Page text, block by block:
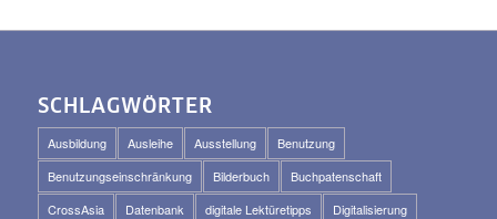
SCHLAGWÖRTER
Ausbildung Ausleihe Ausstellung
Benutzung
Benutzungseinschränkung
Bilderbuch
Buchpatenschaft
CrossAsia
Datenbank digitale Lektüretipps
Digitalisierung